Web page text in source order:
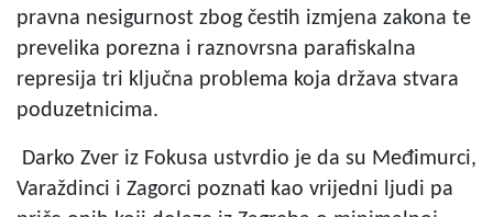
pravna nesigurnost zbog čestih izmjena zakona te
prevelika porezna i raznovrsna parafiskalna
represija tri ključna problema koja država stvara
poduzetnicima.
Darko Zver iz Fokusa ustvrdio je da su Međimurci,
Varaždinci i Zagorci poznati kao vrijedni ljudi pa